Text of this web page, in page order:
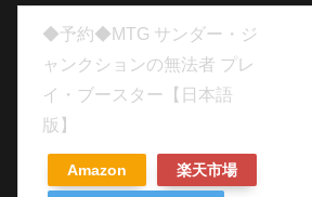
◆予約◆MTG サンダー・ジ
ャンクションの無法者 プレ
イ・ブースター【日本語
版】
Amazon 楽天市場